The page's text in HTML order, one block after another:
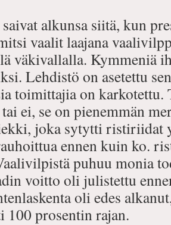
alkunsa siitä, kun
vaalit laajana
väkivallalla. Kymmeniä
Lehdistö on asetettu
toimittajia on karkotettu.
ei, se on pienemmän
joka sytytti ristiriidat
ennen kuin ko.
puhuu monia
voitto oli julistettu
oli edes
prosentin rajan.